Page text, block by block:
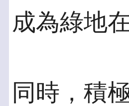
成為綠地
同時，積